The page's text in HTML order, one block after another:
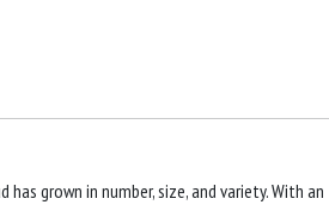
grown in number, size, and variety. With an